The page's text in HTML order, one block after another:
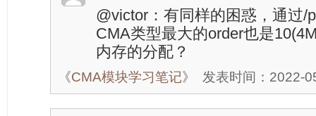
@victor：有同样的困惑，通过/
CMA类型最大的order也是
内存的分配？
《CMA模块学习笔记》 发表时间：2022-